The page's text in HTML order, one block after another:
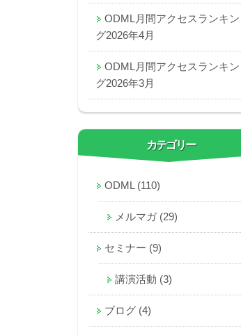
ODML月間アクセスランキン
グ2026年4月
ODML月間アクセスランキン
グ2026年3月
カテゴリー
ODML (110)
メルマガ (29)
セミナー (9)
講演活動 (3)
ブログ (4)